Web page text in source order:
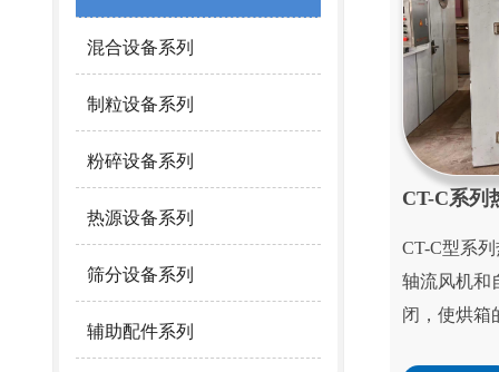
混合设备系列
制粒设备系列
粉碎设备系列
热源设备系列
筛分设备系列
辅助配件系列
CT-C系列
CT-C型系
轴流风机和
闭，使烘箱